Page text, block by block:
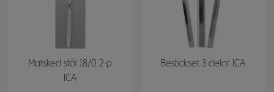
Matsked stål 18/0 2-p
ICA
Bestickset 3 delar ICA